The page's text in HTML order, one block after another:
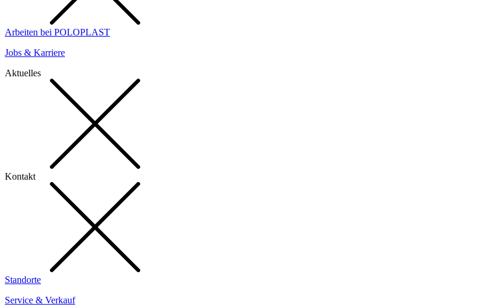
Arbeiten bei POLOPLAST
Jobs & Karriere
Aktuelles
Kontakt
Standorte
Service & Verkauf